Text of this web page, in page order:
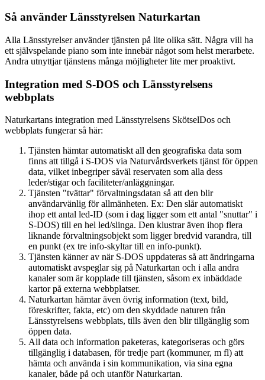
Så använder Länsstyrelsen Naturkartan
Alla Länsstyrelser använder tjänsten på lite olika sätt. Några vill ha
ett självspelande piano som inte innebär något som helst merarbete.
Andra utnyttjar tjänstens många möjligheter lite mer proaktivt.
Integration med S-DOS och Länsstyrelsens
webbplats
Naturkartans integration med Länsstyrelsens SkötselDos och
webbplats fungerar så här:
Tjänsten hämtar automatiskt all den geografiska data som
finns att tillgå i S-DOS via Naturvårdsverkets tjänst för öppen
data, vilket inbegriper såväl reservaten som alla dess
leder/stigar och faciliteter/anläggningar.
Tjänsten "tvättar" förvaltningsdatan så att den blir
användarvänlig för allmänheten. Ex: Den slår automatiskt
ihop ett antal led-ID (som i dag ligger som ett antal "snuttar" i
S-DOS) till en hel led/slinga. Den klustrar även ihop flera
liknande förvaltningsobjekt som ligger bredvid varandra, till
en punkt (ex tre info-skyltar till en info-punkt).
Tjänsten känner av när S-DOS uppdateras så att ändringarna
automatiskt avspeglar sig på Naturkartan och i alla andra
kanaler som är kopplade till tjänsten, såsom ex inbäddade
kartor på externa webbplatser.
Naturkartan hämtar även övrig information (text, bild,
föreskrifter, fakta, etc) om den skyddade naturen från
Länsstyrelsens webbplats, tills även den blir tillgänglig som
öppen data.
All data och information paketeras, kategoriseras och görs
tillgänglig i databasen, för tredje part (kommuner, m fl) att
hämta och använda i sin kommunikation, via sina egna
kanaler, både på och utanför Naturkartan.